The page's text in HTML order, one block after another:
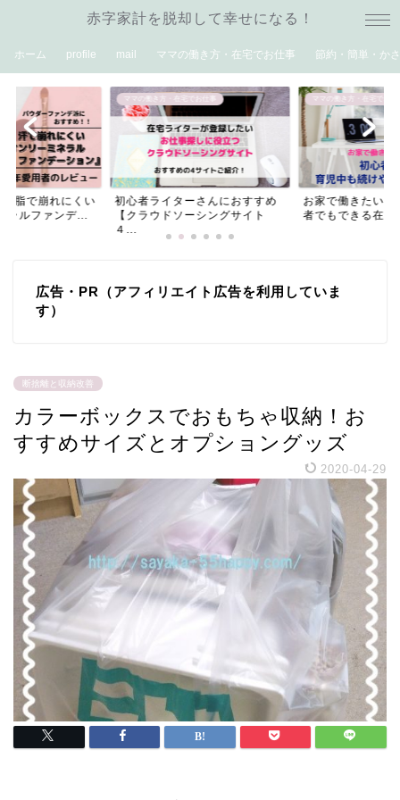
赤字家計を脱却して幸せになる！
ホーム profile mail ママの働き方・在宅でお仕事 節約・簡単・か
脂で崩れにくい
ラルファンデ...
ママの働き方・在宅でお仕事
初心者ライターさんにおすすめ
【クラウドソーシングサイト
４...
ママの働き方・在宅でお仕
お家で働きたいマ
者でもできる在宅
広告・PR（アフィリエイト広告を利用していま
す）
断捨離と収納改善
カラーボックスでおもちゃ収納！お
すすめサイズとオプショングッズ
2020-04-29